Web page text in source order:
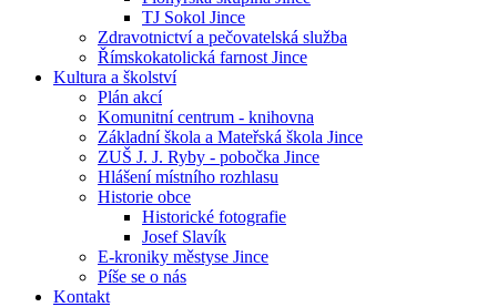
TJ Sokol Jince
Zdravotnictví a pečovatelská služba
Římskokatolická farnost Jince
Kultura a školství
Plán akcí
Komunitní centrum - knihovna
Základní škola a Mateřská škola Jince
ZUŠ J. J. Ryby - pobočka Jince
Hlášení místního rozhlasu
Historie obce
Historické fotografie
Josef Slavík
E-kroniky městyse Jince
Píše se o nás
Kontakt